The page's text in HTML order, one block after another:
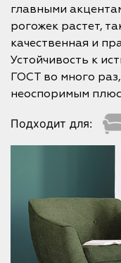
главными
рогожек растет,
качественная и
Устойчивость к
ГОСТ во много
неоспоримым
Подходит для: